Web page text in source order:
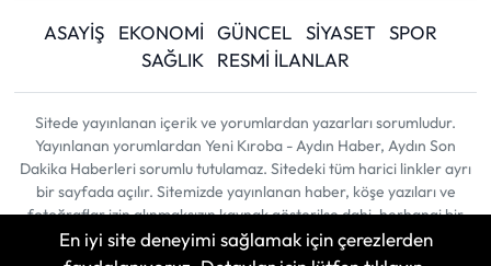
ASAYİŞ EKONOMİ GÜNCEL SİYASET
SPOR
SAĞLIK
RESMİ İLANLAR
Sitede yayınlanan içerik ve yorumlardan yazarları sorumludur.
Yayınlanan yorumlardan Yeni Kıroba - Aydın Haber, Aydın Son
Dakika Haberleri sorumlu tutulamaz. Sitedeki tüm harici linkler ayrı
bir sayfada açılır. Sitemizde yayınlanan haber, köşe yazıları ve
fotoğraflar izin alınmaksızın kaynak gösterilse dahi, herhangi bir
ortamda kullanılamaz ve yayınlanamaz
En iyi site deneyimi sağlamak için çerezlerden